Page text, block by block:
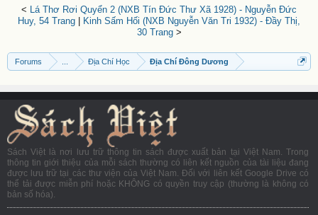
< Lá Thơ Rơi Quyển 2 (NXB Tín Đức Thư Xã 1928) - Nguyễn Đức
Huy, 54 Trang
Kinh Sấm Hối (NXB Nguyễn Văn Tri 1932) - Đầy Thị,
30 Trang>
Forums Địa Chí Học Địa Chí Đông Dương
Sách Việt là nơi lưu trữ thông tin sách được xuất bản tại Việt Nam. Trong
thông tin giới thiệu của mỗi sách thường có liên kết nguồn của tài liệu đang
được lưu trữ tại các thư viện của Việt Nam. Đối với liên kết Google Drive có
thể tải được miễn phí hoặc KHÔNG có quyền truy cập (thường là không có
bản số hóa).